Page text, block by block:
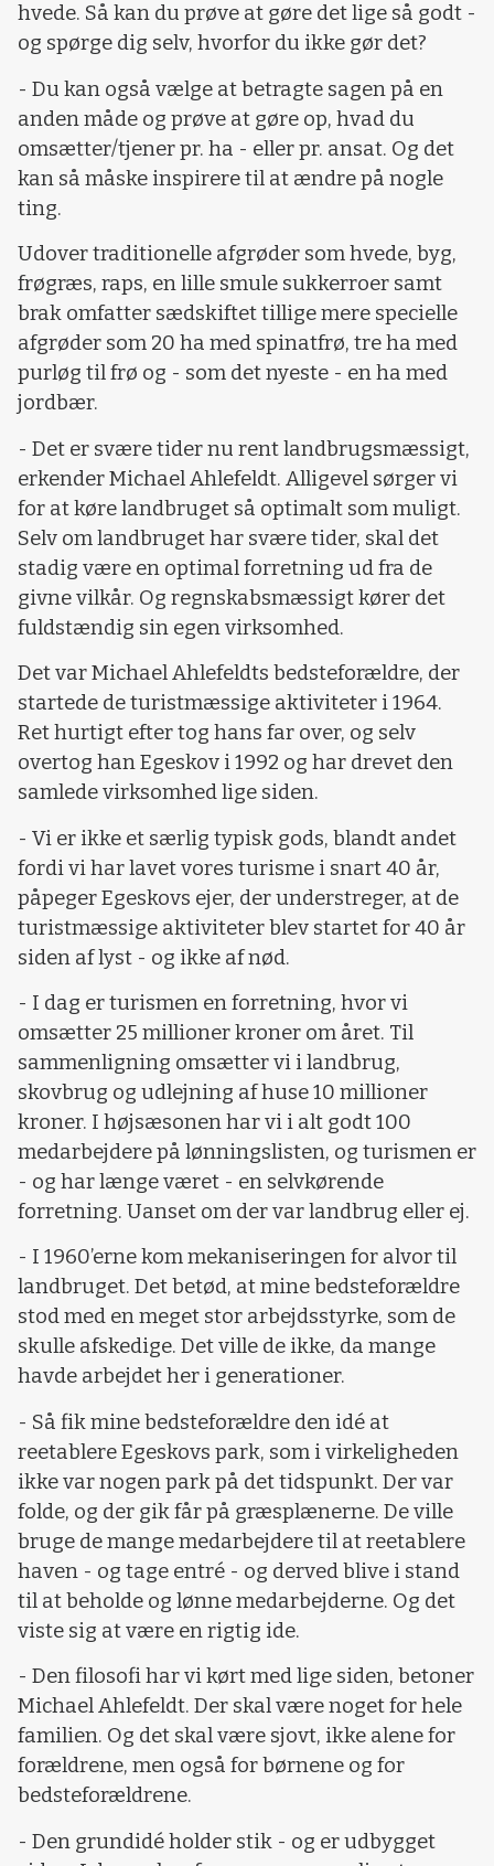
hvede. Så kan du prøve at gøre det lige så godt -
og spørge dig selv, hvorfor du ikke gør det?
- Du kan også vælge at betragte sagen på en
anden måde og prøve at gøre op, hvad du
omsætter/tjener pr. ha - eller pr. ansat. Og det
kan så måske inspirere til at ændre på nogle
ting.
Udover traditionelle afgrøder som hvede, byg,
frøgræs, raps, en lille smule sukkerroer samt
brak omfatter sædskiftet tillige mere specielle
afgrøder som 20 ha med spinatfrø, tre ha med
purløg til frø og - som det nyeste - en ha med
jordbær.
- Det er svære tider nu rent landbrugsmæssigt,
erkender Michael Ahlefeldt. Alligevel sørger vi
for at køre landbruget så optimalt som muligt.
Selv om landbruget har svære tider, skal det
stadig være en optimal forretning ud fra de
givne vilkår. Og regnskabsmæssigt kører det
fuldstændig sin egen virksomhed.
Det var Michael Ahlefeldts bedsteforældre, der
startede de turistmæssige aktiviteter i 1964.
Ret hurtigt efter tog hans far over, og selv
overtog han Egeskov i 1992 og har drevet den
samlede virksomhed lige siden.
- Vi er ikke et særlig typisk gods, blandt andet
fordi vi har lavet vores turisme i snart 40 år,
påpeger Egeskovs ejer, der understreger, at de
turistmæssige aktiviteter blev startet for 40 år
siden af lyst - og ikke af nød.
- I dag er turismen en forretning, hvor vi
omsætter 25 millioner kroner om året. Til
sammenligning omsætter vi i landbrug,
skovbrug og udlejning af huse 10 millioner
kroner. I højsæsonen har vi i alt godt 100
medarbejdere på lønningslisten, og turismen er
- og har længe været - en selvkørende
forretning. Uanset om der var landbrug eller ej.
- I 1960’erne kom mekaniseringen for alvor til
landbruget. Det betød, at mine bedsteforældre
stod med en meget stor arbejdsstyrke, som de
skulle afskedige. Det ville de ikke, da mange
havde arbejdet her i generationer.
- Så fik mine bedsteforældre den idé at
reetablere Egeskovs park, som i virkeligheden
ikke var nogen park på det tidspunkt. Der var
folde, og der gik får på græsplænerne. De ville
bruge de mange medarbejdere til at reetablere
haven - og tage entré - og derved blive i stand
til at beholde og lønne medarbejderne. Og det
viste sig at være en rigtig ide.
- Den filosofi har vi kørt med lige siden, betoner
Michael Ahlefeldt. Der skal være noget for hele
familien. Og det skal være sjovt, ikke alene for
forældrene, men også for børnene og for
bedsteforældrene.
- Den grundidé holder stik - og er udbygget